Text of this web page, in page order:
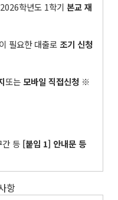
학년도 1학기 본교 재
필요한 대출로 조기 신청
또는 모바일 직접신청 ※
간 등 [붙임 1] 안내문 등
항